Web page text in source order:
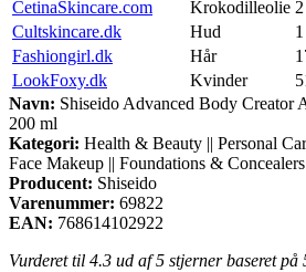
CetinaSkincare.com
Krokodilleolie 2
Cultskincare.dk
Hud 1
Fashiongirl.dk
Hår
LookFoxy.dk
Kvinder
Navn: Shiseido Advanced Body Creator
200 ml
Kategori: Health & Beauty || Personal
Face Makeup || Foundations & Concealers
Producent: Shiseido
Varenummer: 69822
EAN: 768614102922
Vurderet til 4.3 ud af 5 stjerner baseret på